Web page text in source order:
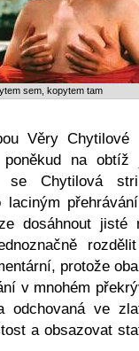
sem, kopytem tam
Věry Chytilové
poněkud na obtíž
se Chytilová
dosáhnout jisté
protože
v mnohém
odchovaná ve
a obsazovat